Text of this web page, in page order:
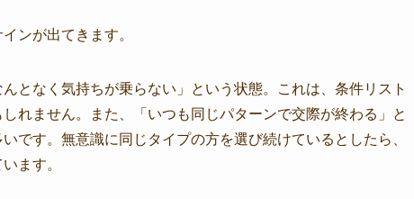
ンが出てきます。
となく気持ちが乗らない」という状態。これは、条件リスト
れません。また、「いつも同じパターンで交際が終わる」と
です。無意識に同じタイプの方を選び続けているとしたら、
ます。